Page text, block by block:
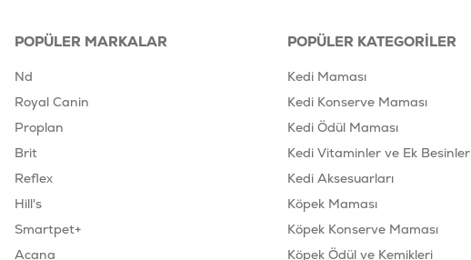
POPÜLER MARKALAR
Nd
Royal Canin
Proplan
Brit
Reflex
Hill's
Smartpet+
Acana
POPÜLER KATEGORILER
Kedi Maması
Kedi Konserve Maması
Kedi Ödül Maması
Kedi Vitaminler ve Ek Besinler
Kedi Aksesuarları
Köpek Maması
Köpek Konserve Maması
Köpek Ödül ve Kemikleri